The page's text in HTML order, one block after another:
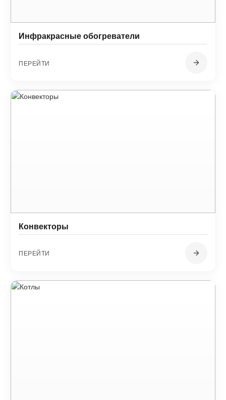
Инфракрасные обогреватели
ПЕРЕЙТИ
Конвекторы
ПЕРЕЙТИ